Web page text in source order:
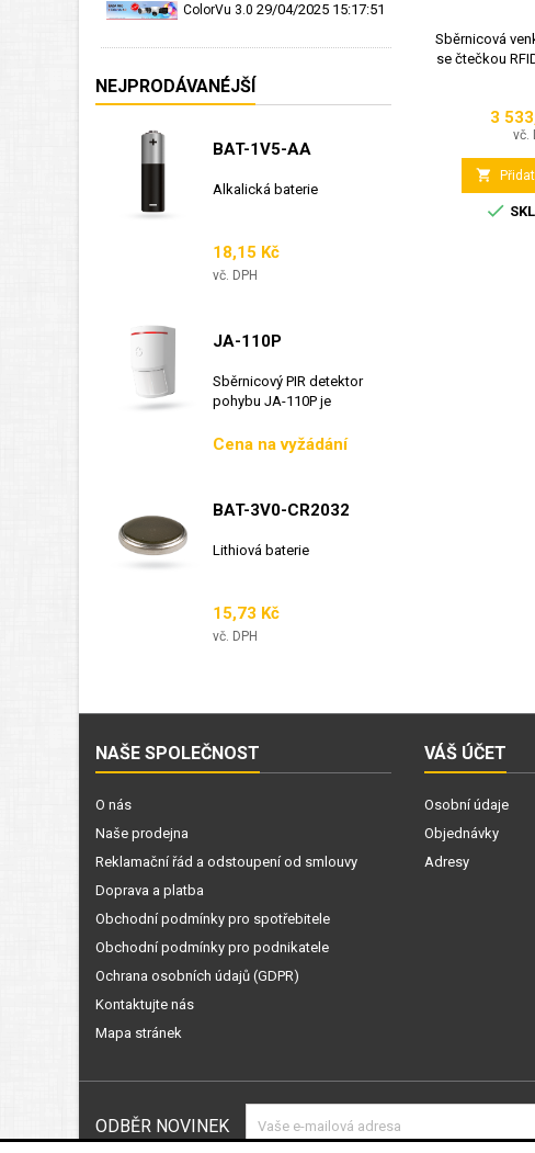
ColorVu 3.0 29/04/2025 15:17:51
NEJPRODÁVANÉJŠÍ
BAT-1V5-AA
Alkalická baterie
Cena
18,15 Kč
vč. DPH
JA-110P
Sběrnicový PIR detektor
pohybu JA-110P je
Cena
Cena na vyžádání
BAT-3V0-CR2032
Lithiová baterie
Cena
15,73 Kč
vč. DPH
Sběrnicová
se čtečkou
3
vč.


NAŠE SPOLEČNOST
O nás
Naše prodejna
Reklamační řád a odstoupení od smlouvy
Doprava a platba
Obchodní podmínky pro spotřebitele
Obchodní podmínky pro podnikatele
Ochrana osobních údajů (GDPR)
Kontaktujte nás
Mapa stránek
VÁŠ ÚČET
Osobní údaje
Objednávky
Adresy
ODBĚR NOVINEK